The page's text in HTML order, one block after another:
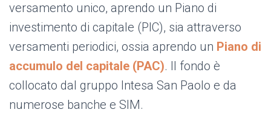
versamento unico, aprendo un Piano di
investimento di capitale (PIC), sia attraverso
versamenti periodici, ossia aprendo un Piano di
accumulo del capitale (PAC). Il fondo è
collocato dal gruppo Intesa San Paolo e da
numerose banche e SIM.